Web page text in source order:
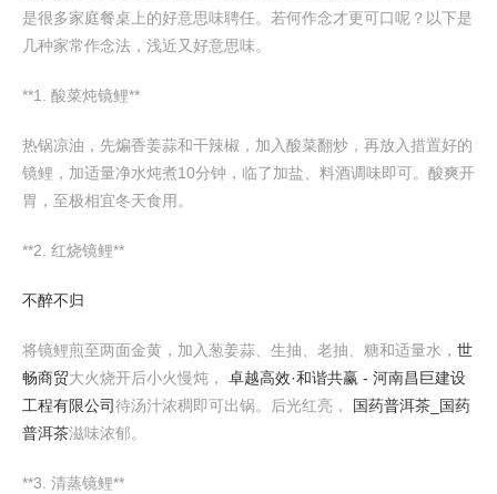
是很多家庭餐桌上的好意思味聘任。若何作念才更可口呢？以下是
几种家常作念法，浅近又好意思味。
**1. 酸菜炖镜鲤**
热锅凉油，先煸香姜蒜和干辣椒，加入酸菜翻炒，再放入措置好的
镜鲤，加适量净水炖煮10分钟，临了加盐、料酒调味即可。酸爽开
胃，至极相宜冬天食用。
**2. 红烧镜鲤**
不醉不归
将镜鲤煎至两面金黄，加入葱姜蒜、生抽、老抽、糖和适量水， 世
畅商贸大火烧开后小火慢炖， 卓越高效·和谐共赢 - 河南昌巨建设
工程有限公司待汤汁浓稠即可出锅。后光红亮，
国药普洱茶_国药
普洱茶滋味浓郁。
**3. 清蒸镜鲤**